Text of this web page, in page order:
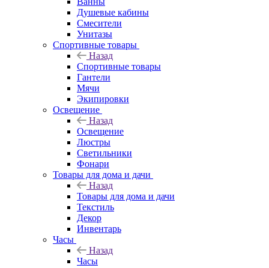
Душевые кабины
Смесители
Унитазы
Спортивные товары
Назад
Спортивные товары
Гантели
Мячи
Экипировки
Освещение
Назад
Освещение
Люстры
Светильники
Фонари
Товары для дома и дачи
Назад
Товары для дома и дачи
Текстиль
Декор
Инвентарь
Часы
Назад
Часы